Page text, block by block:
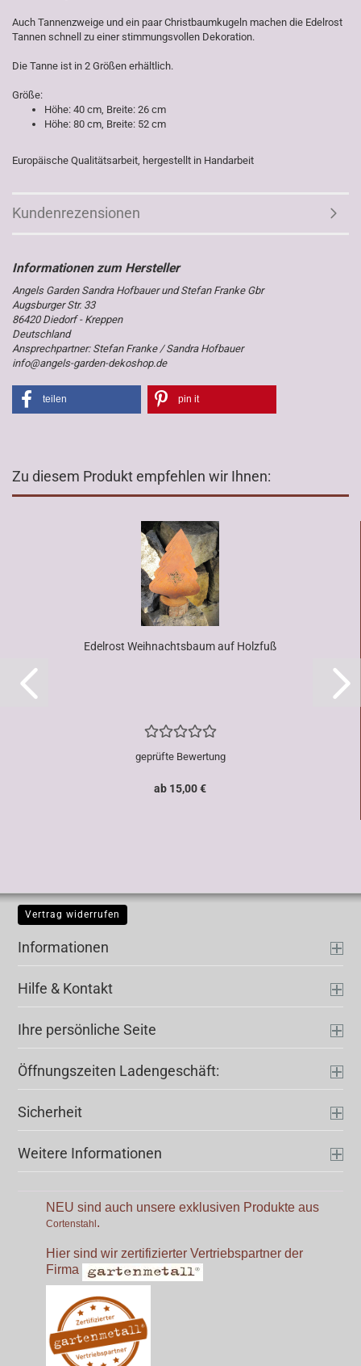
Auch Tannenzweige und ein paar Christbaumkugeln machen die Edelrost
Tannen schnell zu einer stimmungsvollen Dekoration.
Die Tanne ist in 2 Größen erhältlich.
Größe:
Höhe: 40 cm, Breite: 26 cm
Höhe: 80 cm, Breite: 52 cm
Europäische Qualitätsarbeit, hergestellt in Handarbeit
Kundenrezensionen
Angels Garden Sandra Hofbauer und Stefan Franke Gbr
Augsburger Str. 33
86420 Diedorf - Kreppen
Deutschland
Ansprechpartner: Stefan Franke / Sandra Hofbauer
info@angels-garden-dekoshop.de
teilen pin it
Zu diesem Produkt empfehlen wir Ihnen:
Edelrost Weihnachtsbaum auf Holzfuß
geprüfte Bewertung
ab 15,00 €
Vertrag widerrufen
Informationen
Hilfe & Kontakt
Ihre persönliche Seite
Öffnungszeiten Ladengeschäft:
Sicherheit
Weitere Informationen
NEU sind auch unsere exklusiven Produkte aus
Cortenstahl.
Hier sind wir zertifizierter Vertriebspartner der
Firma